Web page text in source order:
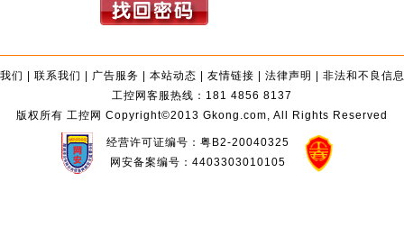
们 | 联系我们 | 广告服务 | 本站动态 | 友情链接 | 法律声明 | 非法和不良信
工控网客服热线：181 4856 8137
版权所有 工控网 Copyright©2013 Gkong.com, All Rights Reserved
经营许可证编号：粤B2-20040325
网安备案编号：4403303010105